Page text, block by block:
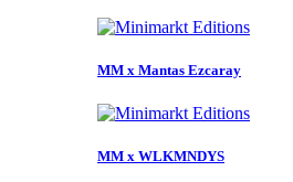
MM x Mantas Ezcaray
MM x WLKMNDYS